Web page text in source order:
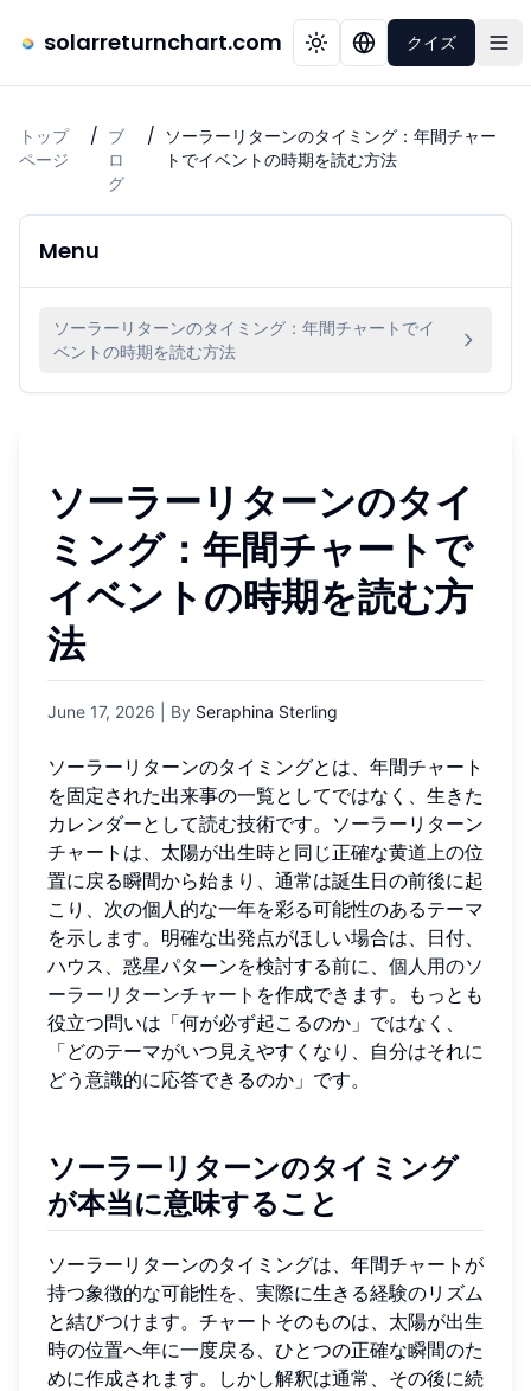
solarreturnchart.com クイズ
トップ
ページ
/ ブ
ロ
グ
/ ソーラーリターンのタイミング：年間チャー
トでイベントの時期を読む方法
Menu
ソーラーリターンのタイミング：年間チャートでイ
ベントの時期を読む方法
ソーラーリターンのタイ
ミング：年間チャートで
イベントの時期を読む方
法
June 17, 2026 | By Seraphina Sterling
ソーラーリターンのタイミングとは、年間チャート
を固定された出来事の一覧としてではなく、生きた
カレンダーとして読む技術です。ソーラーリターン
チャートは、太陽が出生時と同じ正確な黄道上の位
置に戻る瞬間から始まり、通常は誕生日の前後に起
こり、次の個人的な一年を彩る可能性のあるテーマ
を示します。明確な出発点がほしい場合は、日付、
ハウス、惑星パターンを検討する前に、 個人用のソ
ーラーリターンチャート を作成できます。もっとも
役立つ問いは「何が必ず起こるのか」ではなく、
「どのテーマがいつ見えやすくなり、自分はそれに
どう意識的に応答できるのか」です。
ソーラーリターンのタイミング
が本当に意味すること
ソーラーリターンのタイミングは、年間チャートが
持つ象徴的な可能性を、実際に生きる経験のリズム
と結びつけます。チャートそのものは、太陽が出生
時の位置へ年に一度戻る、ひとつの正確な瞬間のた
めに作成されます。しかし解釈は通常、その後に続